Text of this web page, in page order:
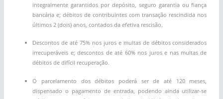
integralmente garantidos por depósito, seguro garantia ou fiança
bancária e; débitos de contribuintes com transação rescindida nos
últimos 2 (dois) anos, contados da efetiva rescisão.
Descontos de até 75% nos juros e multas de débitos considerados
irrecuperáveis e; descontos de até 60% nos juros e nas multas de
débitos de difícil recuperação.
O parcelamento dos débitos poderá ser de até 120 meses,
dispensado o pagamento de entrada, podendo ainda utilizar-se